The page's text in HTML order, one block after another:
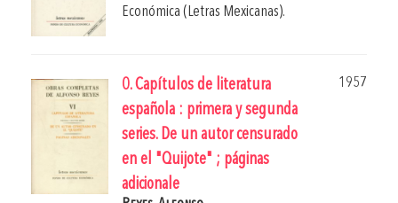
Económica (Letras Mexicanas).
0. Capítulos de literatura
española : primera y segunda
series. De un autor censurado
en el "Quijote" ; páginas
adicionale
1957